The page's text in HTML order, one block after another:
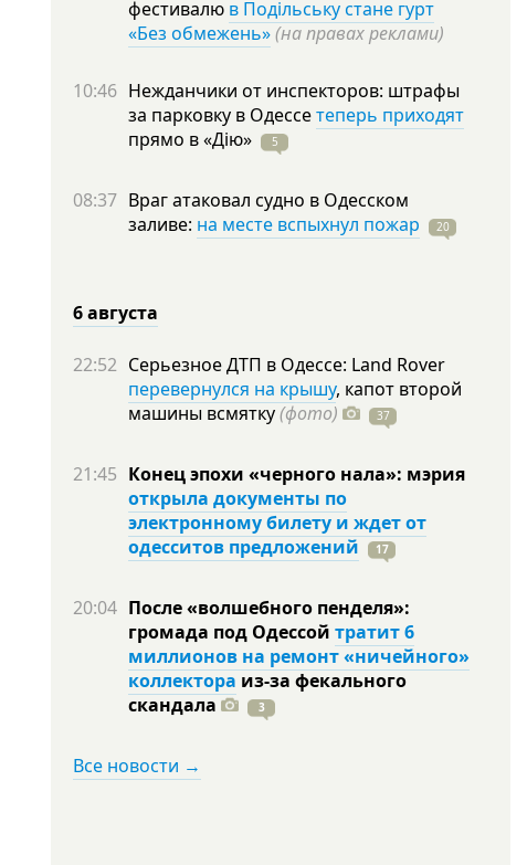
фестивалю в Подільську стане гурт
«Без обмежень»(на правах реклами)
10:46 Нежданчики от инспекторов: штрафы
за парковку в Одессетеперь приходят
прямо в«Дію» 5
08:37 Враг атаковал судно в Одесском
заливе: на месте вспыхнул пожар 20
6 августа
22:52 Серьезное ДТП в Одессе: Land Rover
перевернулся на крышу, капот второй
машины всмятку(фото) 37
21:45 Конец эпохи «черного нала»: мэрия
открыла документы по
электронному билету и ждет от
одесситов предложений
17
20:04 После «волшебного пенделя»:
громада под Одессой тратит 6
миллионов на ремонт «ничейного»
коллектора из-за фекального
скандала
3
Все новости →